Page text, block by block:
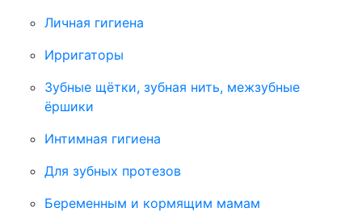
Личная гигиена
Ирригаторы
Зубные щётки, зубная нить, межзубные
ёршики
Интимная гигиена
Для зубных протезов
Беременным и кормящим мамам